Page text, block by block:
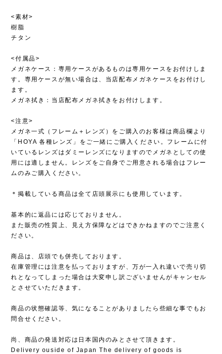
<素材>
樹脂
チタン
<付属品>
メガネケース：専用ケースがあるものは専用ケースをお付けしま
す。専用ケースが無い場合は、当店配布メガネケースをお付けし
ます。
メガネ拭き：当店配布メガネ拭きをお付けします。
<注意>
メガネ一式（フレーム＋レンズ）をご購入のお客様は商品欄より
「HOYA 各種レンズ」をご一緒にご購入ください。フレームに付
いているレンズはダミーレンズになりますのでメガネとしての使
用には適しません。レンズをご自身でご用意される場合はフレー
ムのみご購入ください。
＊掲載している商品は全て店頭展示にも使用しています。
基本的に返品には応じておりません。
また販売の性質上、見え方保障などはできかねますのでご注意く
ださい。
商品は、店頭でも併売しております。
在庫管理には注意を払っておりますが、万が一入れ違いで売り切
れとなってしまった場合は大変申し訳ございませんがキャンセル
とさせていただきます。
商品の状態確認等、気になることがありましたら些細な事でもお
問合せください。
尚、商品の発送対応は日本国内のみとさせて頂きます。
Delivery ouside of Japan The delivery of goods is